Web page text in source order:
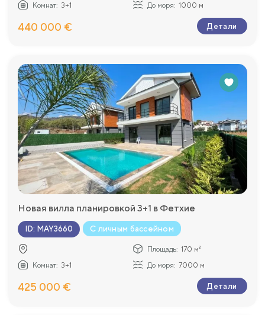
Комнат: 3+1 До моря: 1000 м
440 000 € Детали
Новая вилла планировкой 3+1 в Фетхие
ID: MAY3660 С личным бассейном
Площадь: 170 м²
Комнат: 3+1 До моря: 7000 м
425 000 € Детали